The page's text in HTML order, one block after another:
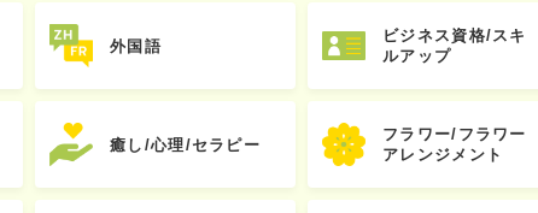
外国語
ビジネス資格/スキ
ルアップ
癒し/心理/セラピー
フラワー/フラワー
アレンジメント